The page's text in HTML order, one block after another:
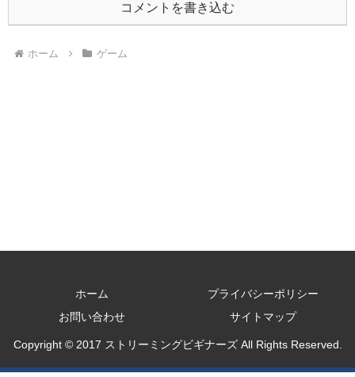
コメントを書き込む
ホーム ゲーム
ホーム
プライバシーポリシー
お問い合わせ
サイトマップ
Copyright © 2017 ストリーミングビギナーズ All Rights Reserved.